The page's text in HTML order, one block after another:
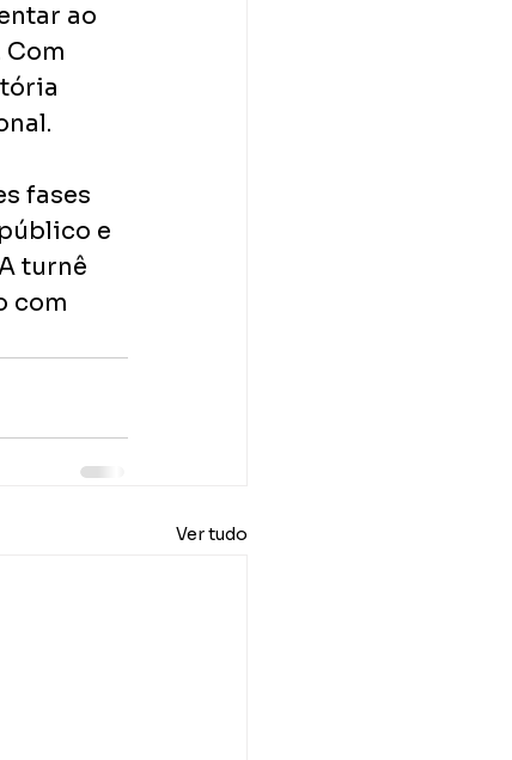
ao
Com
fases
e
turnê
com
Ver tudo